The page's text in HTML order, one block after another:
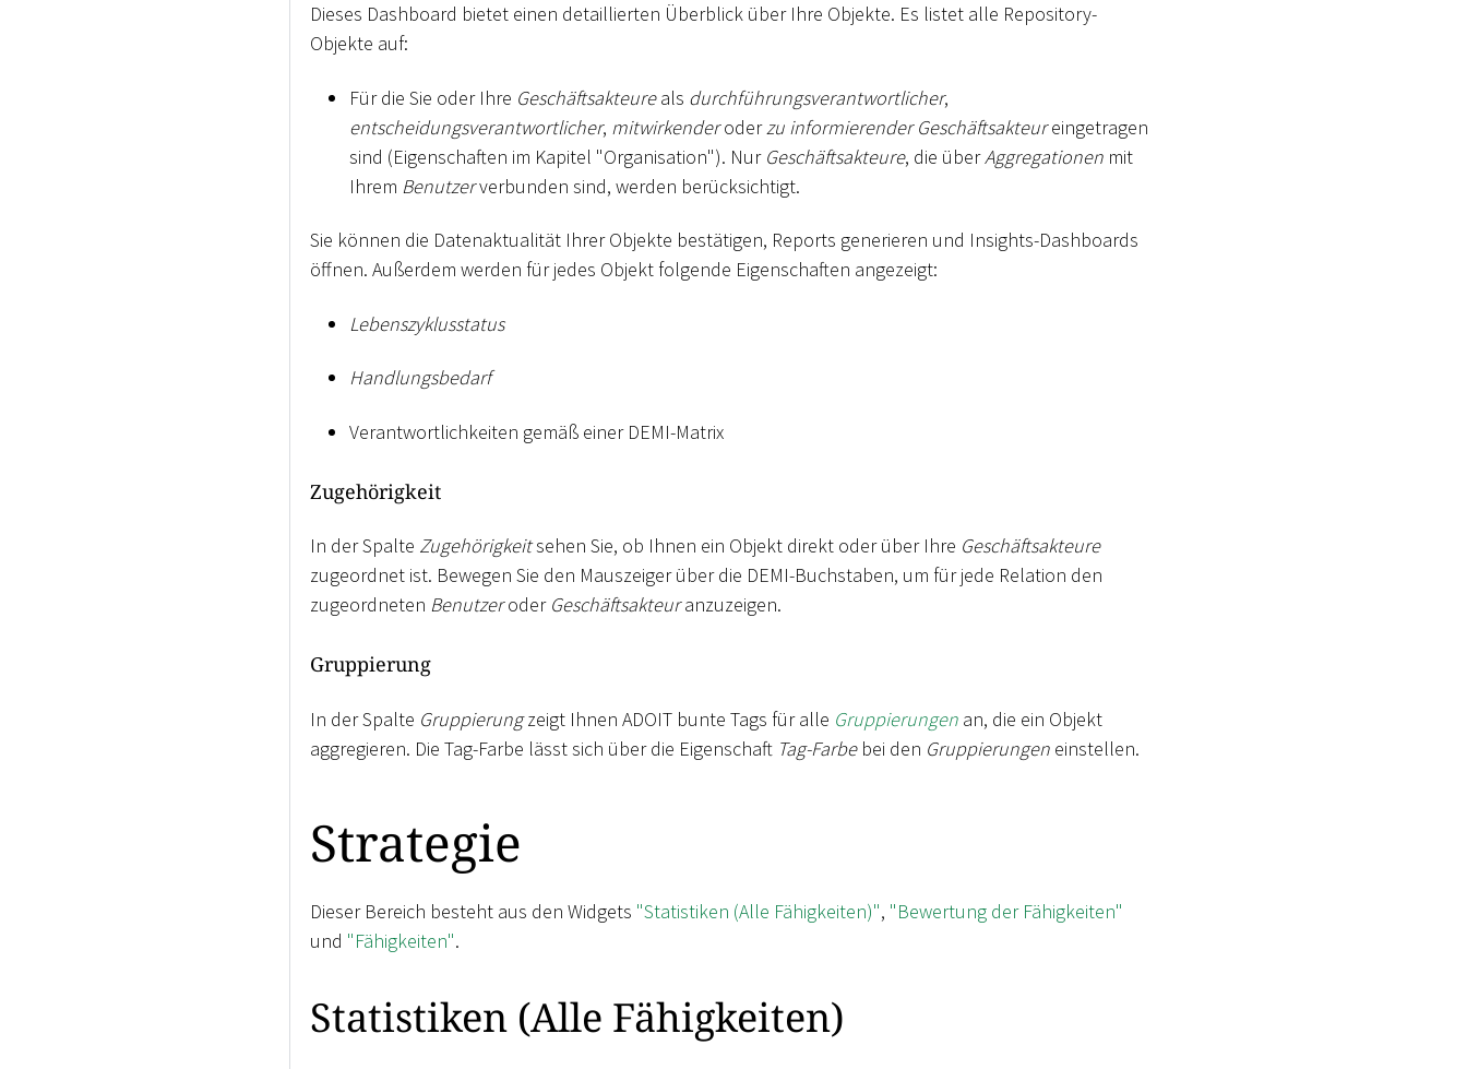
Dieses Dashboard bietet einen detaillierten Überblick über Ihre Objekte. Es listet alle Repository-
Objekte auf:
Für die Sie oder Ihre Geschäftsakteureals durchführungsverantwortlicher,
entscheidungsverantwortlicher, mitwirkenderoderzu informierender Geschäftsakteureingetragen
sind (Eigenschaften im Kapitel "Organisation"). Nur Geschäftsakteure, die überAggregationen mit
Ihrem Benutzerverbunden sind, werden berücksichtigt.
Sie können die Datenaktualität Ihrer Objekte bestätigen, Reports generieren und Insights-Dashboards
öffnen. Außerdem werden für jedes Objekt folgende Eigenschaften angezeigt:
Lebenszyklusstatus
Handlungsbedarf
Verantwortlichkeiten gemäß einer DEMI-Matrix
Zugehörigkeit
In der Spalte Zugehörigkeitsehen Sie, ob Ihnen ein Objekt direkt oder über Ihre Geschäftsakteure
zugeordnet ist. Bewegen Sie den Mauszeiger über die DEMI-Buchstaben, um für jede Relation den
zugeordneten Benutzeroder Geschäftsakteuranzuzeigen.
Gruppierung
In der Spalte Gruppierungzeigt Ihnen ADOIT bunte Tags für alle Gruppierungen an, die ein Objekt
aggregieren. Die Tag-Farbe lässt sich über die Eigenschaft Tag-Farbebei den Gruppierungen einstellen.
Strategie
Dieser Bereich besteht aus den Widgets "Statistiken (Alle Fähigkeiten)", "Bewertung der Fähigkeiten"
und "Fähigkeiten".
Statistiken (Alle Fähigkeiten)